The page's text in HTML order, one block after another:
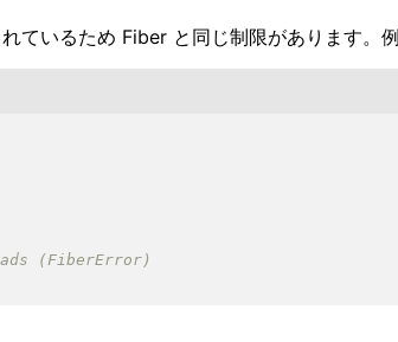
ているため Fiber と同じ制限があります。